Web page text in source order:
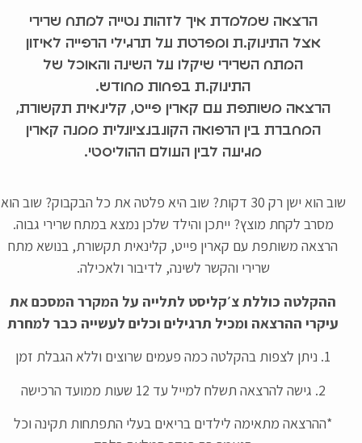
הרצאה שמלמדת איך לזהות נטייה למתח שרירי
אצל התינוק.ת ומפרטת על תרגילי הרפייה לאיזון
המתח השרירי שיקלו על השינה והאוכל של
התינוק.ת בפחות מחודש.
הרצאה משותפת עם קארין פייט, קלינאית תקשורת,
המחברת בין הרפואה הקונבנציונלית ממנה קארין
מגיעה לבין העולם ההוליסטי.
שוב הוא ישן רק 30 דקות? שוב היא פלטה את כל הבקבוק? שוב הוא
מסרב לקחת מוצץ? ייתכן והילד שלכן נמצא במתח שרירי גבוה.
הרצאה משותפת עם קארין פייט, קלינאית תקשורת, בנושא מתח
שרירי והקשר לשינה, לדיבור ולאכילה.
ההקלטה כוללת צ׳קליסט לתלייה על המקרר המסכם את
עיקרי ההרצאה ומכיל תרגילים וכלים לעשייה כבר למחרת
1. ניתן לצפות בהקלטה כמה פעמים שרוצים וללא הגבלת זמן
2. גישה להרצאה תשלח למייל עד 12 שעות ממועד הרכישה
*ההרצאה מתאימה לילדים בריאים בעלי התפתחות תקינה וכל